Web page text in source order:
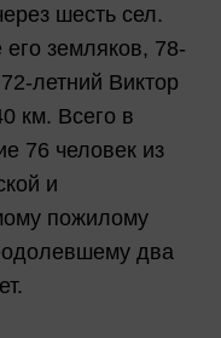
шесть сел.
земляков, 78-
летний Виктор
км. Всего в
76 человек из
и
пожилому
два